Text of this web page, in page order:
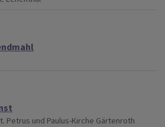
Petrus und Paulus-Kirche Gärtenroth